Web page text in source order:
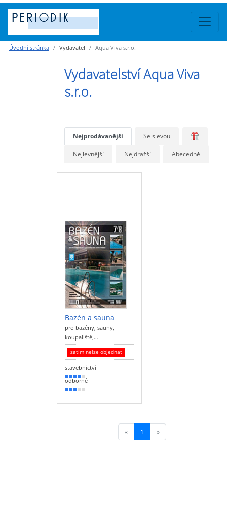
Úvodní stránka Vydavatel Aqua Viva s.r.o.
Vydavatelství Aqua Viva
s.r.o.
Nejprodávanější Se slevou
Nejlevnější Nejdražší Abecedně
Bazén a sauna
pro bazény, sauny,
koupaliště,…
zatím nelze objednat
stavebnictví
70 %
odborné
50 %
« 1 (current)
»